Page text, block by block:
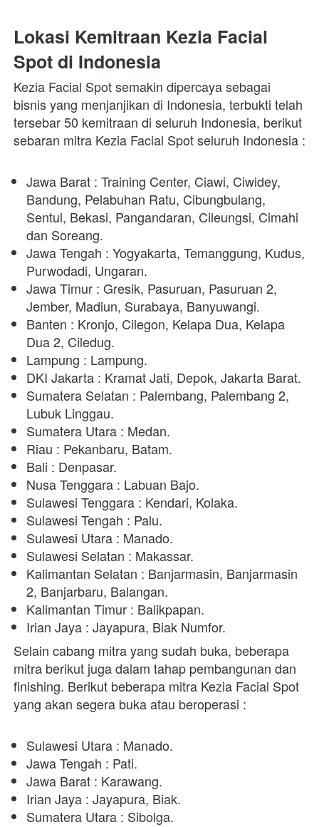
Lokasi Kemitraan Kezia Facial
Spot di Indonesia
Kezia Facial Spot semakin dipercaya sebagai
bisnis yang menjanjikan di Indonesia, terbukti telah
tersebar 50 kemitraan di seluruh Indonesia, berikut
Jawa Barat : Training Center, Ciawi, Ciwidey,
Bandung, Pelabuhan Ratu, Cibungbulang,
Sentul, Bekasi, Pangandaran, Cileungsi, Cimahi
dan Soreang.
Jawa Tengah : Yogyakarta, Temanggung, Kudus,
Purwodadi, Ungaran.
Jawa Timur : Gresik, Pasuruan, Pasuruan 2,
Jember, Madiun, Surabaya, Banyuwangi.
Banten : Kronjo, Cilegon, Kelapa Dua, Kelapa
Dua 2, Ciledug.
Lampung : Lampung.
DKI Jakarta : Kramat Jati, Depok, Jakarta Barat.
Sumatera Selatan : Palembang, Palembang 2,
Lubuk Linggau.
Sumatera Utara : Medan.
Riau : Pekanbaru, Batam.
Bali : Denpasar.
Nusa Tenggara : Labuan Bajo.
Sulawesi Tenggara : Kendari, Kolaka.
Sulawesi Tengah : Palu.
Sulawesi Utara : Manado.
Sulawesi Selatan : Makassar.
Kalimantan Selatan : Banjarmasin, Banjarmasin
2, Banjarbaru, Balangan.
Kalimantan Timur : Balikpapan.
Irian Jaya : Jayapura, Biak Numfor.
Selain cabang mitra yang sudah buka, beberapa
mitra berikut juga dalam tahap pembangunan dan
finishing. Berikut beberapa mitra Kezia Facial Spot
yang akan segera buka atau beroperasi :
Sulawesi Utara : Manado.
Jawa Tengah : Pati.
Jawa Barat : Karawang.
Irian Jaya : Jayapura, Biak.
Sumatera Utara : Sibolga.